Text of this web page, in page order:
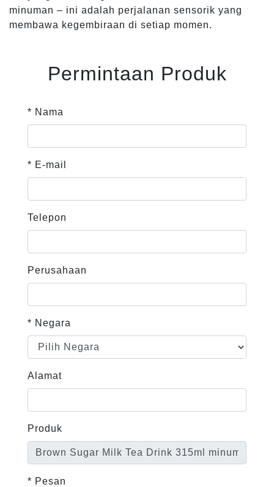
minuman – ini adalah perjalanan sensorik yang
membawa kegembiraan di setiap momen.
Permintaan Produk
* Nama
* E-mail
Telepon
Perusahaan
* Negara
Alamat
Produk
* Pesan